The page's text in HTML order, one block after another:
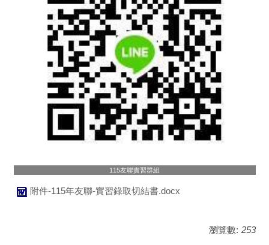
115友聯實習群組
附件-115年友聯-實習錄取切結書.docx
瀏覽數: 253